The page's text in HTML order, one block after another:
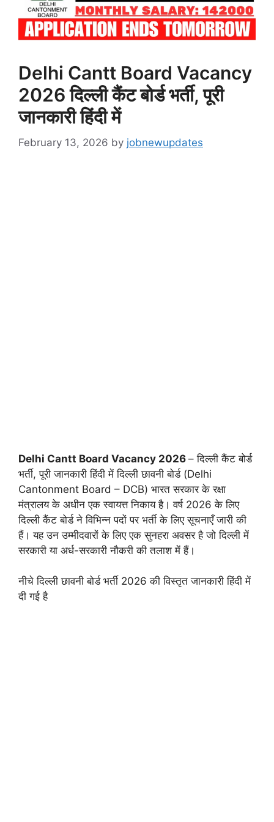
Delhi Cantt Board Vacancy
2026 दिल्ली कैंट बोर्ड भर्ती, पूरी
जानकारी हिंदी में
February 13, 2026 by jobnewupdates
Delhi Cantt Board Vacancy 2026 – दिल्ली कैंट बोर्ड
भर्ती, पूरी जानकारी हिंदी में दिल्ली छावनी बोर्ड (Delhi
Cantonment Board – DCB) भारत सरकार के रक्षा
मंत्रालय के अधीन एक स्वायत्त निकाय है। वर्ष 2026 के लिए
दिल्ली कैंट बोर्ड ने विभिन्न पदों पर भर्ती के लिए सूचनाएँ जारी की
हैं। यह उन उम्मीदवारों के लिए एक सुनहरा अवसर है जो दिल्ली में
सरकारी या अर्ध-सरकारी नौकरी की तलाश में हैं।
नीचे दिल्ली छावनी बोर्ड भर्ती 2026 की विस्तृत जानकारी हिंदी में
दी गई है